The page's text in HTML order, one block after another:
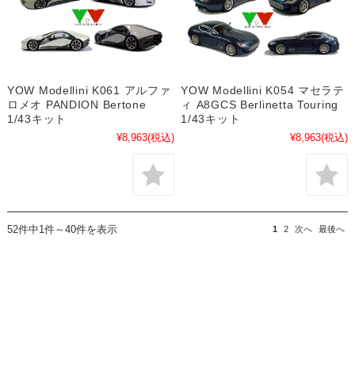
YOW Modellini K061 アルファ
ロメオ PANDION Bertone
1/43キット
¥8,963(税込)
YOW Modellini K054 マセラテ
ィ A8GCS Berlinetta Touring
1/43キット
¥8,963(税込)
52件中1件～40件を表示 1 2 次へ 最後へ